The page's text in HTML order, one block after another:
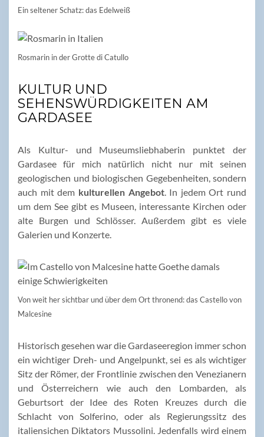
Ein seltener Schatz: das Edelweiß
Rosmarin in der Grotte di Catullo
KULTUR UND
SEHENSWÜRDIGKEITEN AM
GARDASEE
Als Kultur- und Museumsliebhaberin punktet der
Gardasee für mich natürlich nicht nur mit seinen
geologischen und biologischen Gegebenheiten, sondern
auch mit dem kulturellen Angebot. In jedem Ort rund
um dem See gibt es Museen, interessante Kirchen oder
alte Burgen und Schlösser. Außerdem gibt es viele
Galerien und Konzerte.
Von weit her sichtbar und über dem Ort thronend: das Castello von
Malcesine
Historisch gesehen war die Gardaseeregion immer schon
ein wichtiger Dreh- und Angelpunkt, sei es als wichtiger
Sitz der Römer, der Frontlinie zwischen den Venezianern
und Österreichern wie auch den Lombarden, als
Geburtsort der Idee des Roten Kreuzes durch die
Schlacht von Solferino, oder als Regierungssitz des
italiensichen Diktators Mussolini. Jedenfalls wird einem